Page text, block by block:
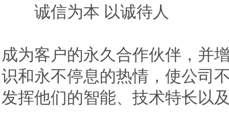
诚信为本 以诚待人
成为客户的永久合作伙伴，并
识和永不停息的热情，使公司
发挥他们的智能、技术特长以